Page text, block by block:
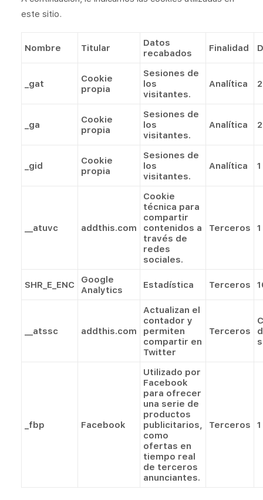
este sitio.
Nombre Titular
Datos
recabados
Finalidad
_gat
Cookie
propia
Sesiones de
los
visitantes.
Analítica
_ga
Cookie
propia
Sesiones de
los
visitantes.
Analítica
_gid
Cookie
propia
Sesiones de
los
visitantes.
Analítica
__atuvc addthis.com
Cookie
técnica para
compartir
contenidos a
través de
redes
sociales.
Terceros
SHR_E_ENC
Google
Analytics
Estadística Terceros
__atssc addthis.com
Actualizan el
contador y
permiten
compartir en
Twitter
Terceros
_fbp Facebook
Utilizado por
Facebook
para ofrecer
una serie de
productos
publicitarios,
como
ofertas en
tiempo real
de terceros
anunciantes.
Terceros